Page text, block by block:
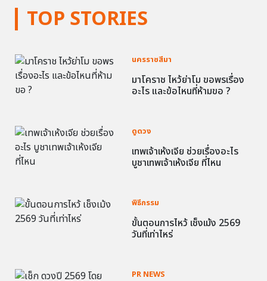
TOP STORIES
นครราชสีมา
มาโคราช ไหว้ย่าโม ขอพรเรื่อง
อะไร และข้อไหนที่ห้ามขอ ?
ดูดวง
เทพเจ้าเห้งเจีย ช่วยเรื่องอะไร
บูชาเทพเจ้าเห้งเจีย ที่ไหน
พิธีกรรม
ขั้นตอนการไหว้ เช็งเม้ง 2569
วันที่เท่าไหร่
PR NEWS